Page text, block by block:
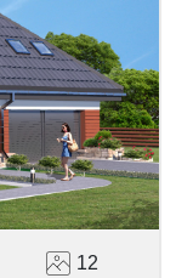
12